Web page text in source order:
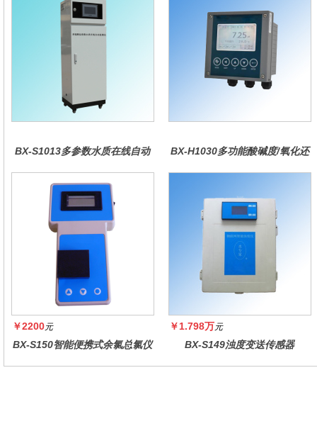
BX-S1013多参数水质在线自动
BX-H1030多功能酸碱度/氧化还
￥2200元
BX-S150智能便携式余氯总氯仪
￥1.798万元
BX-S149浊度变送传感器